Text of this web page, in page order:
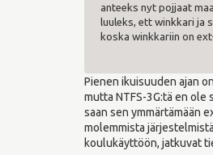
anteeks nyt pojjaat
luuleks, ett winkkari ja
koska winkkariin on
Pienen ikuisuuden ajan
mutta NTFS-3G:tä en
saan sen ymmärtämään
molemmista
koulukäyttöön, jatkuvat